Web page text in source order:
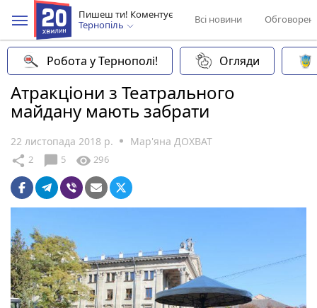
Пишеш ти! Коментує
Тернопіль
Всі новини
Робота у Тернополі! Огляди
Атракціони з Театрального
майдану мають забрати
22 листопада 2018 р. Мар'яна ДОХВАТ
share 2 chat_bubble 5 visibility 296